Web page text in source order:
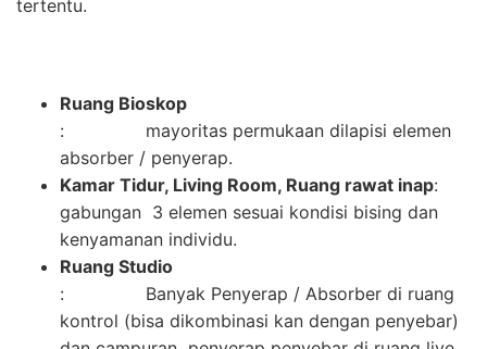
tertentu.
Ruang Bioskop
: mayoritas permukaan dilapisi elemen
absorber / penyerap.
Kamar Tidur, Living Room, Ruang rawat inap:
gabungan 3 elemen sesuai kondisi bising dan
kenyamanan individu.
Ruang Studio
: Banyak Penyerap / Absorber di ruang
kontrol (bisa dikombinasi kan dengan penyebar)